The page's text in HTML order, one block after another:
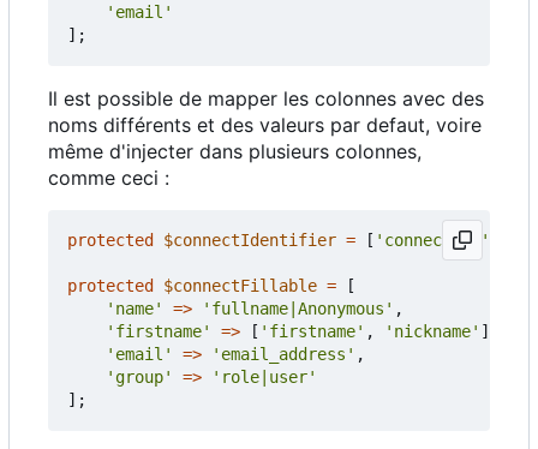
'email'
];
Il est possible de mapper les colonnes avec des
noms différents et des valeurs par defaut, voire
même d'injecter dans plusieurs colonnes,
comme ceci :
protected $connectIdentifier = [ 'connect_id'
protected $connectFillable =
[
'name'
=> 'fullname|Anonymous' ,
'firstname'
=> [ 'firstname' , 'nickname' ],
'email'
=> 'email_address' ,
'group'
=>
'role|user'
];